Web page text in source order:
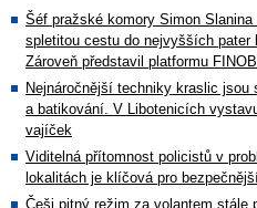
Šéf pražské komory Simon Slanina
spletitou cestu do nejvyšších pater
Zároveň představil platformu
Nejnáročnější techniky kraslic jsou
a batikování. V Libotenicích
vajíček
Viditelná přítomnost policistů v
lokalitách je klíčová pro
Češi pitný režim za volantem stále